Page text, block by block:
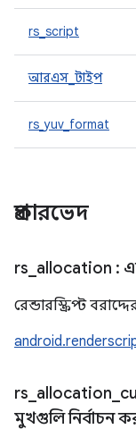
rs_script
আরএস_টাইপ
rs_yuv_format
প্রকারভেদ
rs allocation :
রেন্ডারস্ক্রিপ্ট
rs allocation
মুখগুলি নির্বাচন